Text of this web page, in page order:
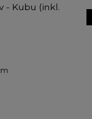
- Kubu (inkl.